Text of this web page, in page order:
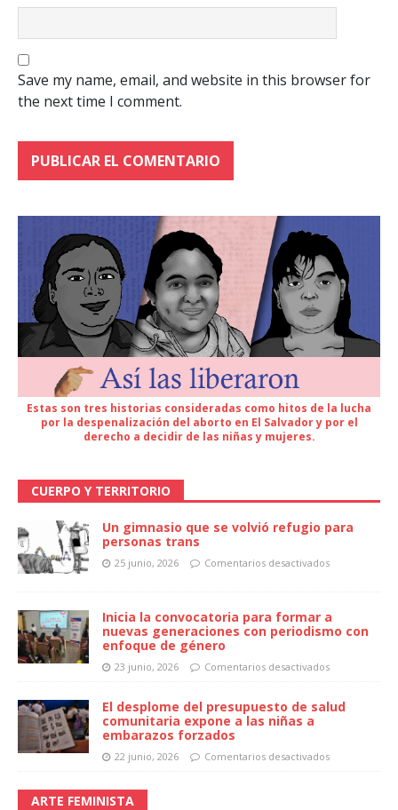
Save my name, email, and website in this browser for
the next time I comment.
Estas son tres historias consideradas como hitos de la lucha
por la despenalización del aborto en El Salvador y por el
derecho a decidir de las niñas y mujeres.
CUERPO Y TERRITORIO
Un gimnasio que se volvió refugio para
personas trans
25 junio, 2026 Comentarios desactivados
Inicia la convocatoria para formar a
nuevas generaciones con periodismo con
enfoque de género
23 junio, 2026 Comentarios desactivados
El desplome del presupuesto de salud
comunitaria expone a las niñas a
embarazos forzados
22 junio, 2026 Comentarios desactivados
ARTE FEMINISTA